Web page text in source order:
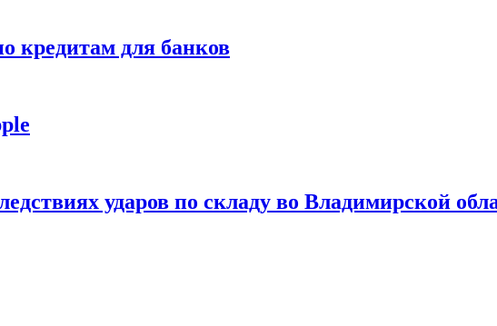
кредитам для банков
ударов по складу во Владимирской